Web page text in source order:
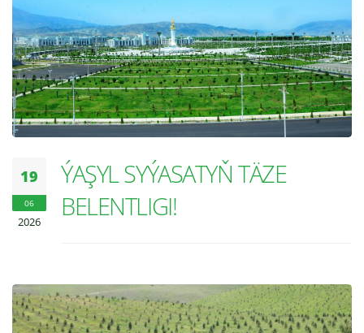
19
06
2026
ÝAŞYL SYÝASATYŇ TÄZE
BELENTLIGI!